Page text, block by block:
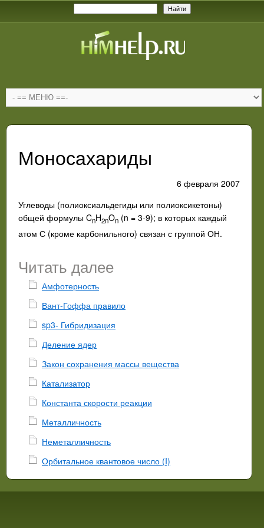
Моносахариды
6 февраля 2007
Углеводы (полиоксиальдегиды или полиоксикетоны)
общей формулы CnH2nOn (n = 3-9); в которых каждый
атом С (кроме карбонильного) связан с группой ОН.
Читать далее
Амфотерность
Вант-Гоффа правило
sp3- Гибридизация
Деление ядер
Закон сохранения массы вещества
Катализатор
Константа скорости реакции
Металличность
Неметалличность
Орбитальное квантовое число (I)